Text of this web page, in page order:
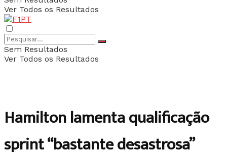
Ver Todos os Resultados
Sem Resultados
Ver Todos os Resultados
Hamilton lamenta qualificação
sprint “bastante desastrosa”